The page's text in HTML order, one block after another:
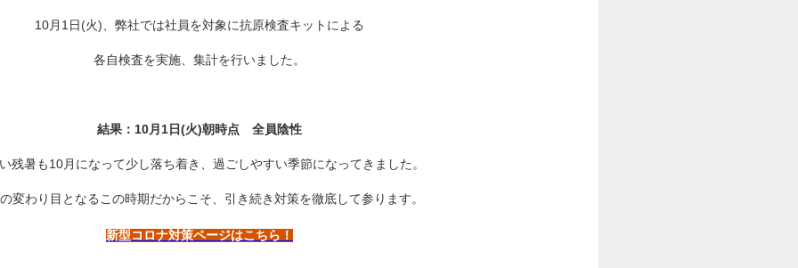
10月1日(火)、弊社では社員を対象に抗原検査キットによる
各自検査を実施、集計を行いました。
結果：10月1日(火)朝時点 全員陰性
残暑も10月になって少し落ち着き、過ごしやすい季節になってきました。
変わり目となるこの時期だからこそ、引き続き対策を徹底して参ります。
新型コロナ対策ページはこちら！